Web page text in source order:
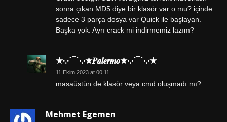
sonra çıkan MD5 diye bir klasör var o mu? içinde
sadece 3 parça dosya var Quick ile başlayan.
Başka yok. Ayrı crack mi indirmemiz lazım?
★·.·´¯`·.·★𝑷𝒂𝒍𝒆𝒓𝒎𝒐★·.·´¯`·.·★
11 Ekim 2023 at 00:11
masaüstün de klasör veya cmd oluşmadı mı?
Mehmet Egemen